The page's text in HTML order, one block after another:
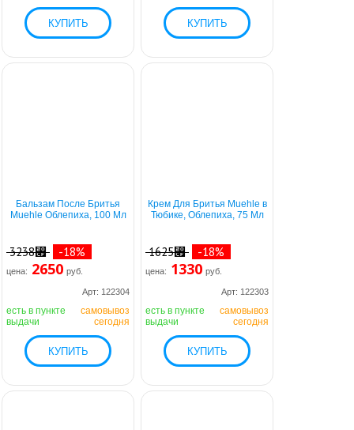
Бальзам После Бритья
Muehle Облепиха, 100 Мл
3238⃏ -18%
цена: 2650 руб.
Арт: 122304
есть в пункте
выдачи
самовывоз
сегодня
Крем Для Бритья Muehle в
Тюбике, Облепиха, 75 Мл
1625⃏ -18%
цена: 1330 руб.
Арт: 122303
есть в пункте
выдачи
самовывоз
сегодня